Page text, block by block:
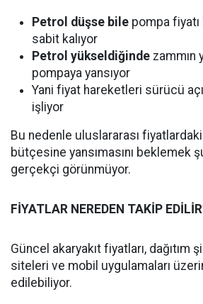
Petrol düşse bile pompa
sabit kalıyor
Petrol yükseldiğinde zammın
pompaya yansıyor
Yani fiyat hareketleri sürücü
işliyor
Bu nedenle uluslararası
bütçesine yansımasını beklemek
gerçekçi görünmüyor.
FİYATLAR NEREDEN TAKİP
Güncel akaryakıt fiyatları, dağıtım
siteleri ve mobil uygulamaları
edilebiliyor.